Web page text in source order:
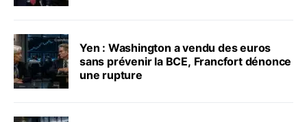
Yen : Washington a vendu des euros
sans prévenir la BCE, Francfort dénonce
une rupture